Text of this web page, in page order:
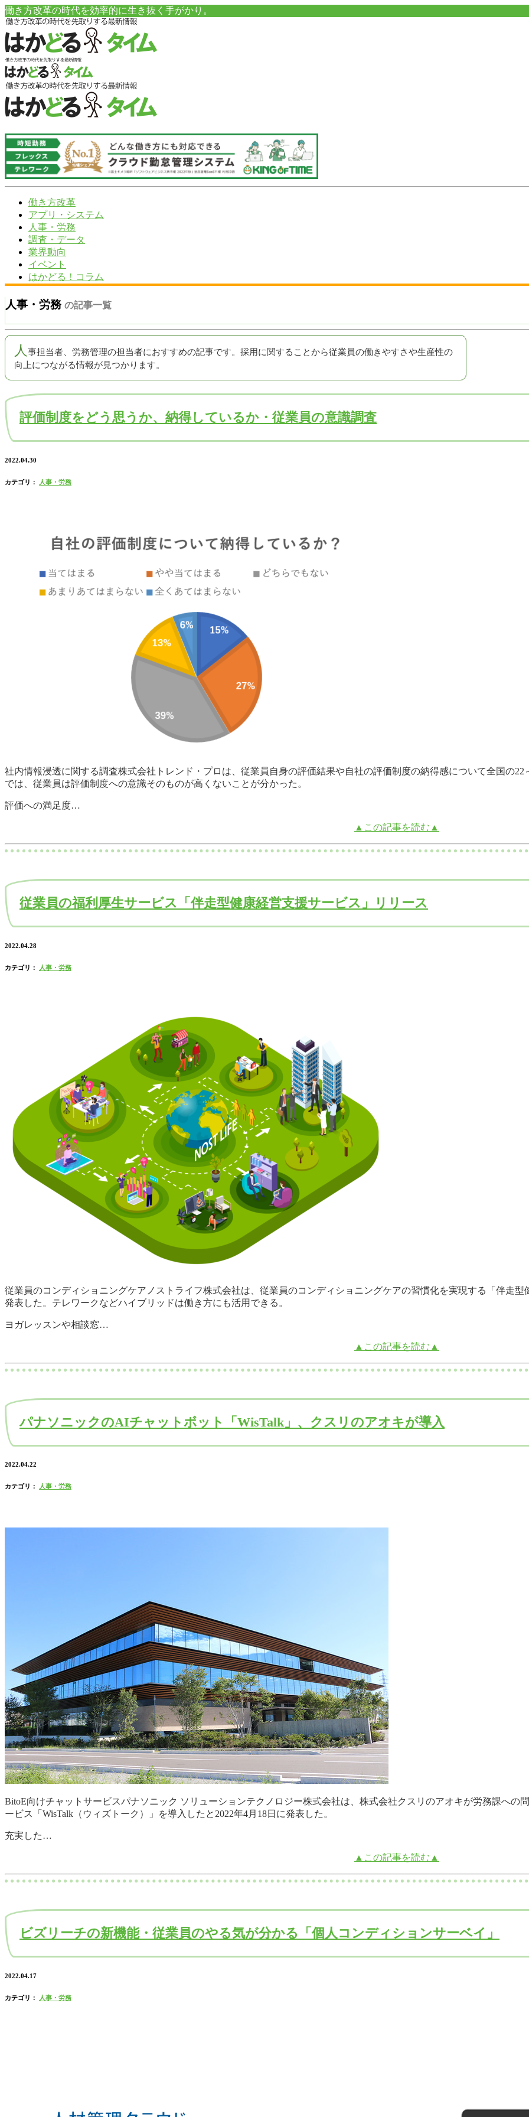
働き方改革の時代を効率的に生き抜く手がかり。
働き方改革
アプリ・システム
人事・労務
調査・データ
業界動向
イベント
はかどる！コラム
人事・労務 の記事一覧
人 事担当者、労務管理の担当者におすすめの記事です。採用に関することから従業員の働きやすさや生産性の
向上につながる情報が見つかります。
評価制度をどう思うか、納得しているか・従業員の意識調査
2022.04.30
カテゴリ： 人事・労務
社内情報浸透に関する調査株式会社トレンド・プロは、従業員自身の評価結果や自社の評価制度の納得感について全国の22
では、従業員は評価制度への意識そのものが高くないことが分かった。
評価への満足度…
▲この記事を読む▲
従業員の福利厚生サービス「伴走型健康経営支援サービス」リリース
2022.04.28
カテゴリ： 人事・労務
従業員のコンディショニングケアノストライフ株式会社は、従業員のコンディショニングケアの習慣化を実現する「伴走
発表した。テレワークなどハイブリッドは働き方にも活用できる。
ヨガレッスンや相談窓…
▲この記事を読む▲
パナソニックのAIチャットボット「WisTalk」、クスリのアオキが導入
2022.04.22
カテゴリ： 人事・労務
BitoE向けチャットサービスパナソニック ソリューションテクノロジー株式会社は、株式会社クスリのアオキが労務課への
ービス「WisTalk（ウィズトーク）」を導入したと2022年4月18日に発表した。
充実した…
▲この記事を読む▲
ビズリーチの新機能・従業員のやる気が分かる「個人コンディションサーベイ」
2022.04.17
カテゴリ： 人事・労務